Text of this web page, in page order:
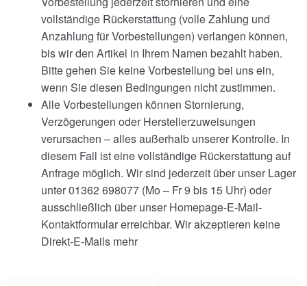
vollständige Rückerstattung (volle Zahlung und
Anzahlung für Vorbestellungen) verlangen können,
bis wir den Artikel in Ihrem Namen bezahlt haben.
Bitte gehen Sie keine Vorbestellung bei uns ein,
wenn Sie diesen Bedingungen nicht zustimmen.
Alle Vorbestellungen können Stornierung,
Verzögerungen oder Herstellerzuweisungen
verursachen – alles außerhalb unserer Kontrolle. In
diesem Fall ist eine vollständige Rückerstattung auf
Anfrage möglich. Wir sind jederzeit über unser Lager
unter 01362 698077 (Mo – Fr 9 bis 15 Uhr) oder
ausschließlich über unser Homepage-E-Mail-
Kontaktformular erreichbar. Wir akzeptieren keine
Direkt-E-Mails mehr